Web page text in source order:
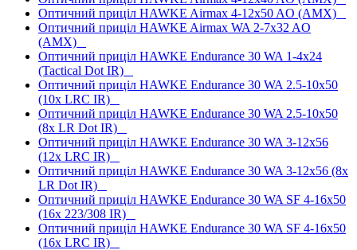
Оптичний приціл HAWKE Airmax 4-12x50 AO (AMX)
Оптичний приціл HAWKE Airmax WA 2-7x32 AO
(AMX)
Оптичний приціл HAWKE Endurance 30 WA 1-4x24
(Tactical Dot IR)
Оптичний приціл HAWKE Endurance 30 WA 2.5-10x50
(10x LRC IR)
Оптичний приціл HAWKE Endurance 30 WA 2.5-10x50
(8x LR Dot IR)
Оптичний приціл HAWKE Endurance 30 WA 3-12x56
(12x LRC IR)
Оптичний приціл HAWKE Endurance 30 WA 3-12x56 (8x
LR Dot IR)
Оптичний приціл HAWKE Endurance 30 WA SF 4-16x50
(16x 223/308 IR)
Оптичний приціл HAWKE Endurance 30 WA SF 4-16x50
(16x LRC IR)